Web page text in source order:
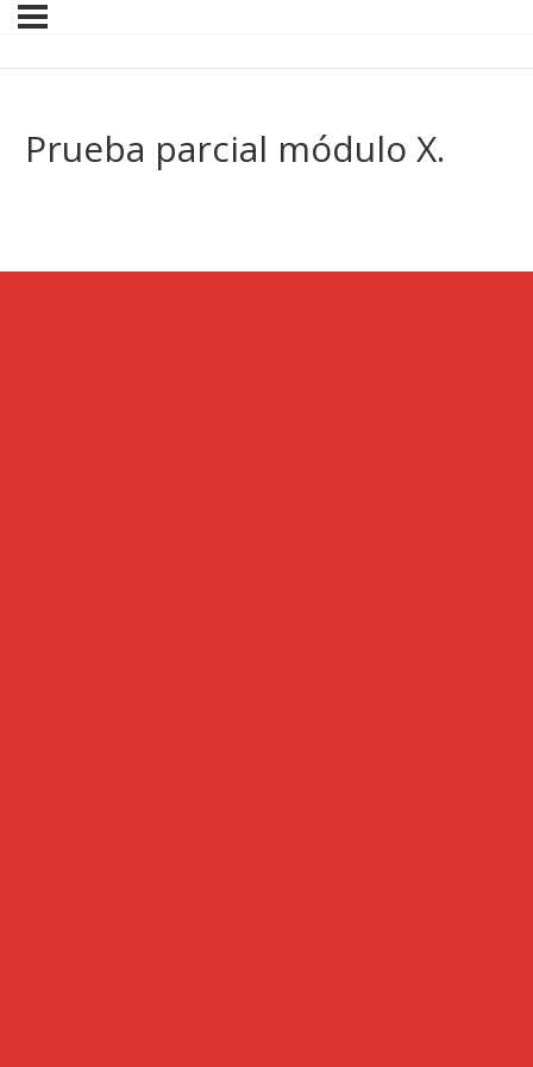
Prueba parcial módulo X.